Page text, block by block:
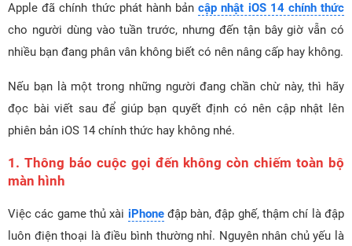
Apple đã chính thức phát hành bảncập nhật iOS 14 chính thức
cho người dùng vào tuần trước, nhưng đến tận bây giờ vẫn có
nhiều bạn đang phân vân không biết có nên nâng cấp hay không.
Nếu bạn là một trong những người đang chần chừ này, thì hãy
đọc bài viết sau để giúp bạn quyết định có nên cập nhật lên
phiên bản iOS 14 chính thức hay không nhé.
1. Thông báo cuộc gọi đến không còn chiếm toàn bộ
màn hình
Việc các game thủ xài iPhoneđập bàn, đập ghế, thậm chí là đập
luôn điện thoại là điều bình thường nhỉ. Nguyên nhân chủ yếu là